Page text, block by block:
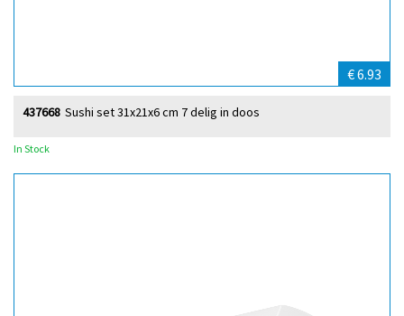
€ 6.93
Sushi set 31x21x6 cm 7 delig in doos
437668
In Stock